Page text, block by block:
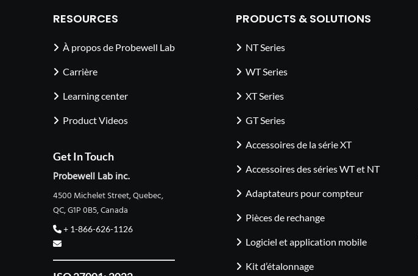
RESOURCES
À propos de Probewell Lab
Carrière
Learning center
Product Videos
Get In Touch
Probewell Lab inc.
4500 Michelet Street, Quebec,
QC, G1P 0B5, Canada
+ 1-866-626-1126
PRODUCTS & SOLUTIONS
NT Series
WT Series
XT Series
GT Series
Accessoires de la série XT
Accessoires des séries WT et NT
Adaptateurs pour compteur
Pièces de rechange
Logiciel et application mobile
Kit d’étalonnage